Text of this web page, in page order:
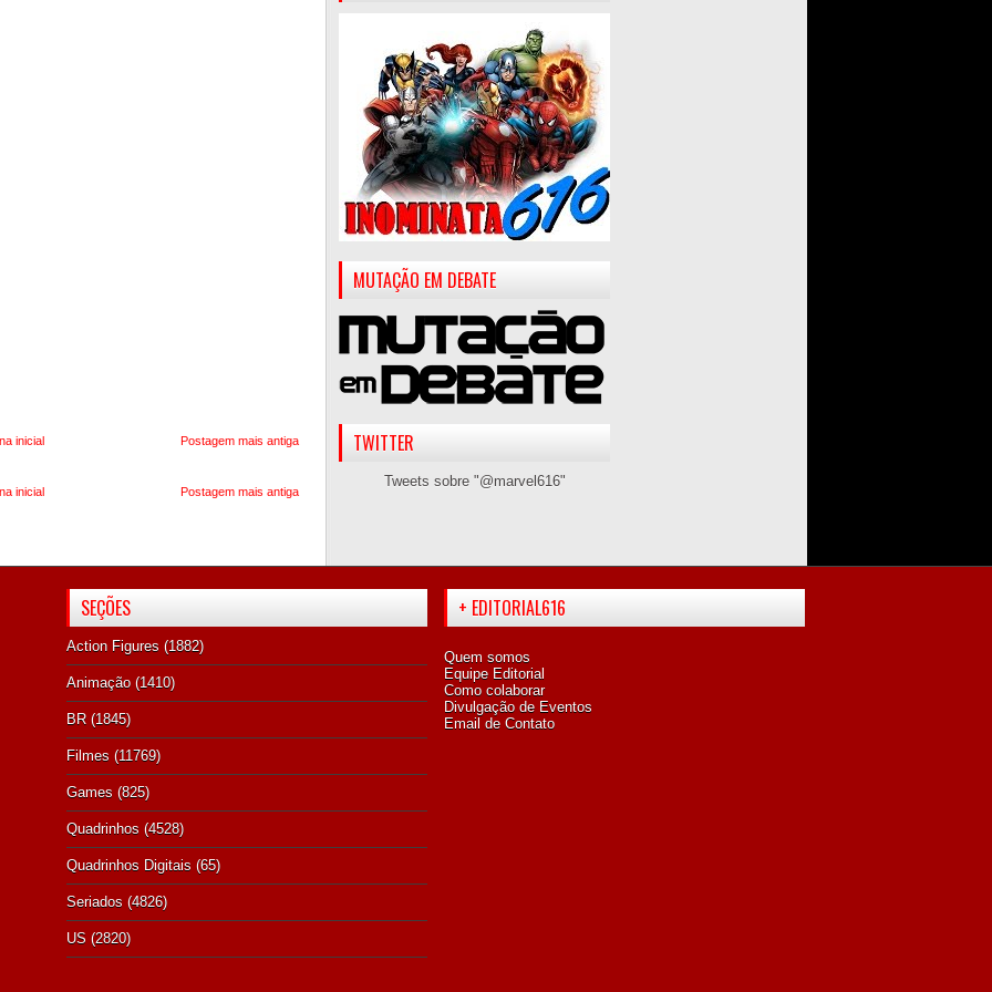
Postagem mais antiga
inicial
Postagem mais antiga
inicial
MUTAÇÃO EM DEBATE
TWITTER
Tweets sobre "@marvel616"
SEÇÕES
Action Figures (1882)
Animação (1410)
BR (1845)
Filmes (11769)
Games (825)
Quadrinhos (4528)
Quadrinhos Digitais (65)
Seriados (4826)
US (2820)
+ EDITORIAL616
Quem somos
Equipe Editorial
Como colaborar
Divulgação de Eventos
Email de Contato